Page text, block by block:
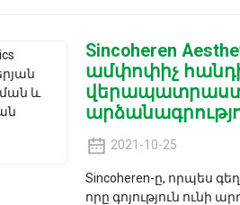
Sincoheren
ամփոփիչ
2021-10-25
Sincoheren-ը, որպես
որը գոյություն ունի